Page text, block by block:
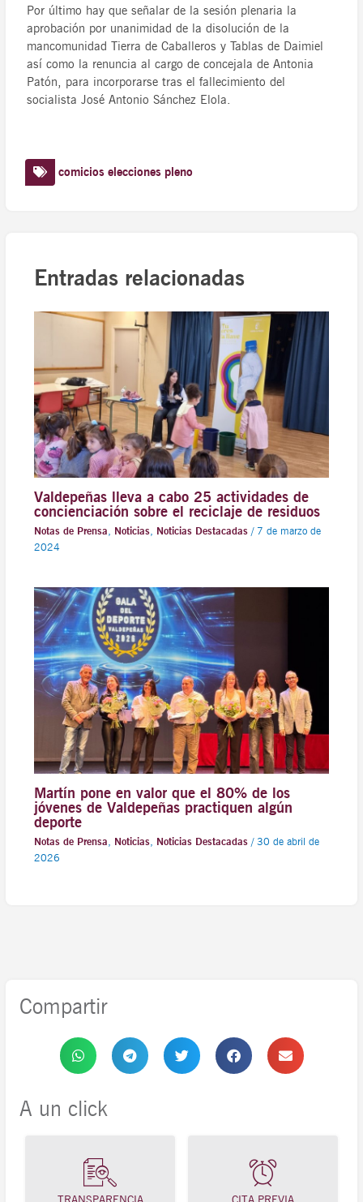
Por último hay que señalar de la sesión plenaria la
aprobación por unanimidad de la disolución de la
mancomunidad Tierra de Caballeros y Tablas de Daimiel
así como la renuncia al cargo de concejala de Antonia
Patón, para incorporarse tras el fallecimiento del
socialista José Antonio Sánchez Elola.
comicios elecciones pleno
Entradas relacionadas
Valdepeñas lleva a cabo 25 actividades de
concienciación sobre el reciclaje de residuos
Notas de Prensa, Noticias, Noticias Destacadas/ 7 de marzo de
2024
Martín pone en valor que el 80% de los
jóvenes de Valdepeñas practiquen algún
deporte
Notas de Prensa, Noticias, Noticias Destacadas/ 30 de abril de
2026
Compartir
A un click